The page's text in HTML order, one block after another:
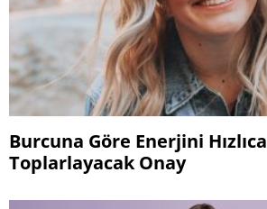
Burcuna Göre Enerjini Hızlıca
Toplarlayacak Onay